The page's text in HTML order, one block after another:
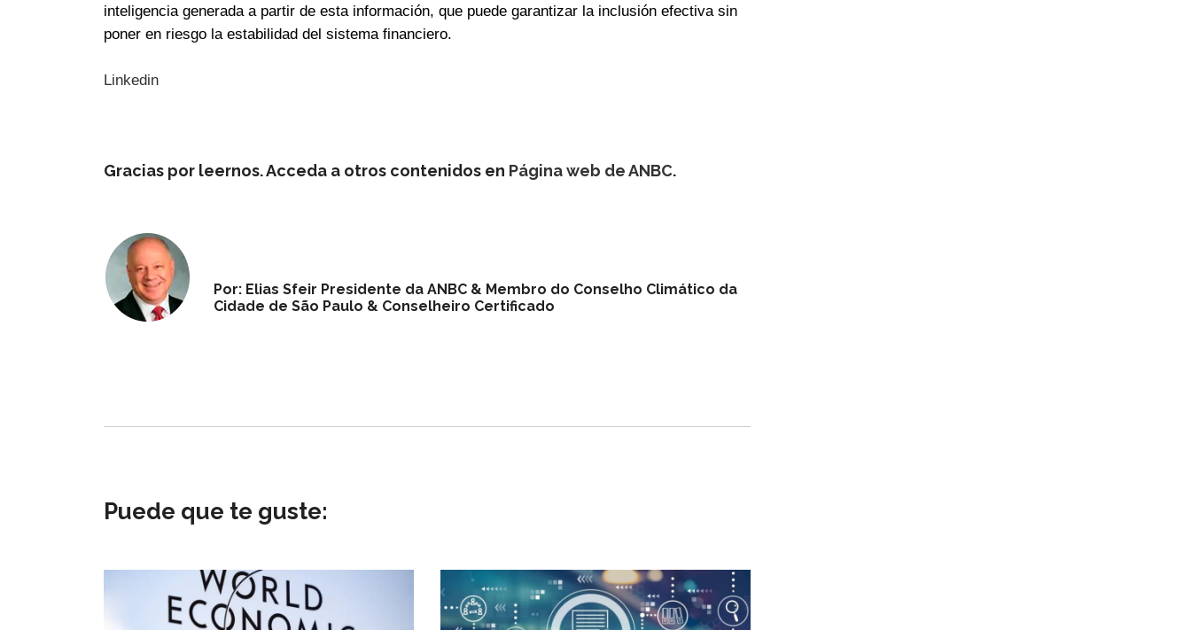
inteligencia generada a partir de esta información, que puede garantizar la inclusión efectiva sin
poner en riesgo la estabilidad del sistema financiero.
Linkedin
Gracias por leernos. Acceda a otros contenidos en Página web de ANBC.
Por: Elias Sfeir Presidente da ANBC & Membro do Conselho Climático da
Cidade de São Paulo & Conselheiro Certificado
Puede que te guste: